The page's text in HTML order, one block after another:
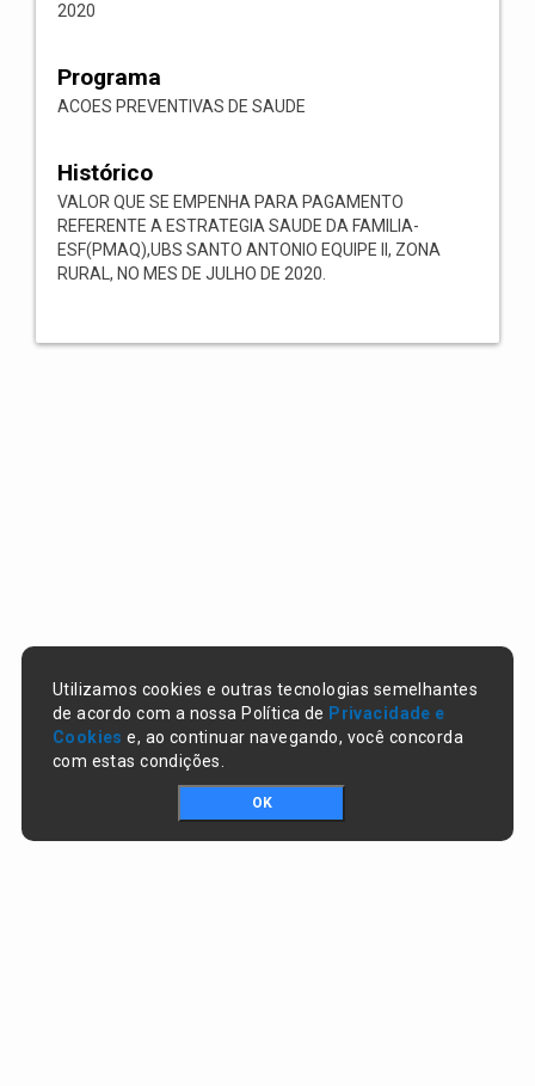
2020
Programa
ACOES PREVENTIVAS DE SAUDE
Histórico
VALOR QUE SE EMPENHA PARA PAGAMENTO
REFERENTE A ESTRATEGIA SAUDE DA FAMILIA-
ESF(PMAQ),UBS SANTO ANTONIO EQUIPE II, ZONA
RURAL, NO MES DE JULHO DE 2020.
Utilizamos cookies e outras tecnologias semelhantes
de acordo com a nossa Política de Privacidade e
Cookies e, ao continuar navegando, você concorda
com estas condições.
OK